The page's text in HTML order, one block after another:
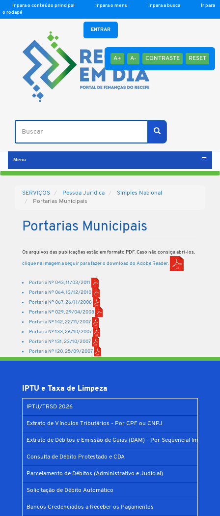
Ir para o conteúdo principal Ir para o menu Ir para a busca
Ir para
o rodapé
A+ A- CONTRASTE RESET
Buscar
Buscar
ENTRAR
Menu
SERVIÇOS Pessoa Jurídica
Simples Nacional
Portarias Municipais
Portarias Municipais
Os arquivos das publicações estão em formato PDF. Caso não consiga abri-los,
clique na imagem a seguir para fazer o download do Adobe Reader.
Portaria Nº 043, 11/03/2011
Portaria Nº 064, 13/12/2010
Portaria Nº 067, 26/11/2008
Portaria Nº 029, 29/04/2008
Portaria Nº 142, 22/11/2007
Portaria Nº 133, 26/10/2007
Portaria Nº 131, 23/10/2007
Portaria Nº 120, 25/09/2007
IPTU e Taxa de Limpeza
IPTU/TRSD 2026
Extrato de Vínculos Tributários - Por CPF ou CNPJ
Extrato de Débitos e Emissão de Guias (DAM) - Por Sequencial Imobiliário
Consulta de Débito Protestado e CDA
Parcelamento de Débitos (Administrativo e Judicial)
Solicitação de Débito Automático
Bancos Credenciados a Receber os Pagamentos